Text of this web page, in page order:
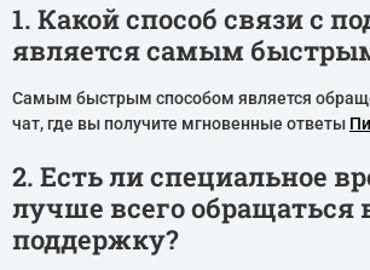
1. Какой способ связи с
является самым
Самым быстрым способом является
чат, где вы получите мгновенные ответы
2. Есть ли специальное
лучше всего обращаться
поддержку?